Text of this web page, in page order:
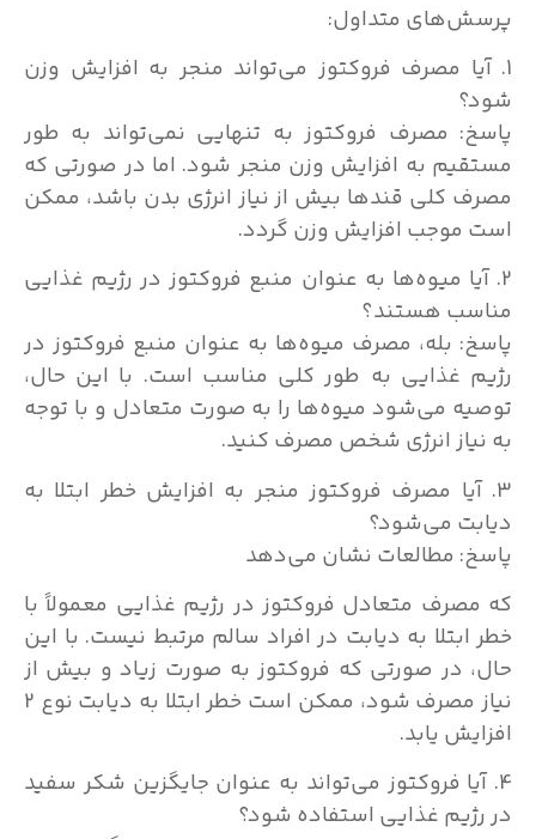
پرسش‌های متداول:
1. آیا مصرف فروکتوز می‌تواند منجر به افزایش وزن
شود؟
پاسخ: مصرف فروکتوز به تنهایی نمی‌تواند به طور
مستقیم به افزایش وزن منجر شود. اما در صورتی که
مصرف کلی قندها بیش از نیاز انرژی بدن باشد، ممکن
است موجب افزایش وزن گردد.
2. آیا میوه‌ها به عنوان منبع فروکتوز در رژیم غذایی
مناسب هستند؟
پاسخ: بله، مصرف میوه‌ها به عنوان منبع فروکتوز در
رژیم غذایی به طور کلی مناسب است. با این حال،
توصیه می‌شود میوه‌ها را به صورت متعادل و با توجه
به نیاز انرژی شخص مصرف کنید.
3. آیا مصرف فروکتوز منجر به افزایش خطر ابتلا به
دیابت می‌شود؟
پاسخ: مطالعات نشان می‌دهد
که مصرف متعادل فروکتوز در رژیم غذایی معمولاً با
خطر ابتلا به دیابت در افراد سالم مرتبط نیست. با این
حال، در صورتی که فروکتوز به صورت زیاد و بیش از
نیاز مصرف شود، ممکن است خطر ابتلا به دیابت نوع 2
افزایش یابد.
4. آیا فروکتوز می‌تواند به عنوان جایگزین شکر سفید
در رژیم غذایی استفاده شود؟